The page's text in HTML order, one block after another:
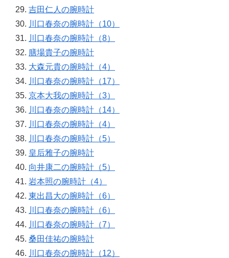
吉田仁人の腕時計
川口春奈の腕時計（10）
川口春奈の腕時計（8）
膳場貴子の腕時計
大森元貴の腕時計（4）
川口春奈の腕時計（17）
京本大我の腕時計（3）
川口春奈の腕時計（14）
川口春奈の腕時計（4）
川口春奈の腕時計（5）
皇后雅子の腕時計
向井康二の腕時計（5）
岩本照の腕時計（4）
東出昌大の腕時計（6）
川口春奈の腕時計（6）
川口春奈の腕時計（7）
桑田佳祐の腕時計
川口春奈の腕時計（12）